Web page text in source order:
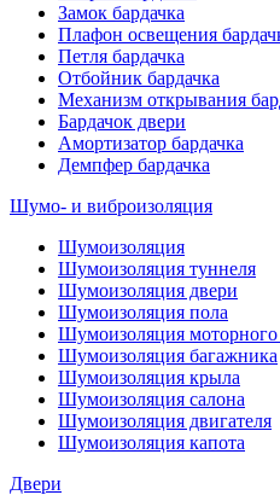
Замок бардачка
Плафон освещения
Петля бардачка
Отбойник бардачка
Механизм открывания
Бардачок двери
Амортизатор бардачка
Демпфер бардачка
Шумо- и виброизоляция
Шумоизоляция
Шумоизоляция туннеля
Шумоизоляция двери
Шумоизоляция пола
Шумоизоляция моторного
Шумоизоляция багажника
Шумоизоляция крыла
Шумоизоляция салона
Шумоизоляция двигателя
Шумоизоляция капота
Двери